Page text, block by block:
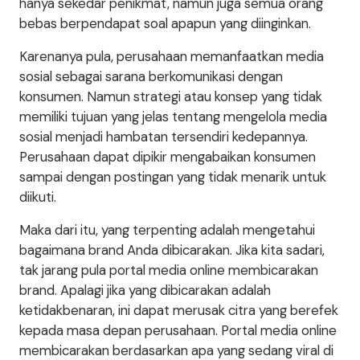
bebas berpendapat soal apapun yang diinginkan.
Karenanya pula, perusahaan memanfaatkan media
sosial sebagai sarana berkomunikasi dengan
konsumen. Namun strategi atau konsep yang tidak
memiliki tujuan yang jelas tentang mengelola media
sosial menjadi hambatan tersendiri kedepannya.
Perusahaan dapat dipikir mengabaikan konsumen
sampai dengan postingan yang tidak menarik untuk
diikuti.
Maka dari itu, yang terpenting adalah mengetahui
bagaimana brand Anda dibicarakan. Jika kita sadari,
tak jarang pula portal media online membicarakan
brand. Apalagi jika yang dibicarakan adalah
ketidakbenaran, ini dapat merusak citra yang berefek
kepada masa depan perusahaan. Portal media online
membicarakan berdasarkan apa yang sedang viral di